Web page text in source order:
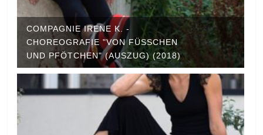
COMPAGNIE IRENE K. -
CHOREOGRAFIE "VON FÜSSCHEN U
ND PFÖTCHEN" (AUSZUG) (2018)